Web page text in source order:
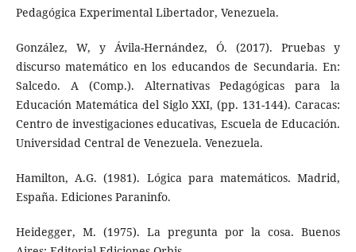
Pedagógica Experimental Libertador, Venezuela.
González, W, y Ávila-Hernández, Ó. (2017). Pruebas y
discurso matemático en los educandos de Secundaria. En:
Salcedo. A (Comp.). Alternativas Pedagógicas para la
Educación Matemática del Siglo XXI, (pp. 131-144). Caracas:
Centro de investigaciones educativas, Escuela de Educación.
Universidad Central de Venezuela. Venezuela.
Hamilton, A.G. (1981). Lógica para matemáticos. Madrid,
España. Ediciones Paraninfo.
Heidegger, M. (1975). La pregunta por la cosa. Buenos